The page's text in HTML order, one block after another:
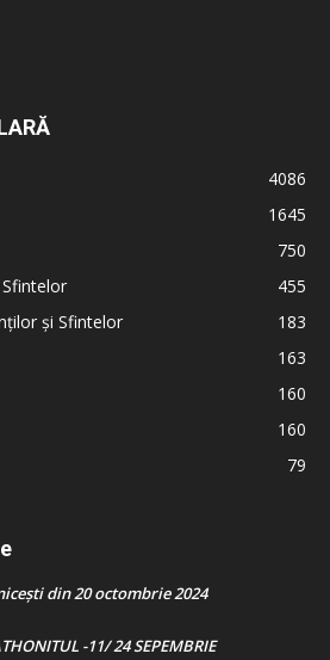
4086
1645
750
455
și Sfintelor
183
163
160
160
79
din 20 octombrie 2024
-11/ 24 SEPEMBRIE